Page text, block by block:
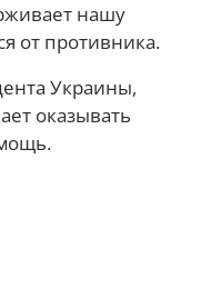
нашу
от противника.
Украины,
оказывать